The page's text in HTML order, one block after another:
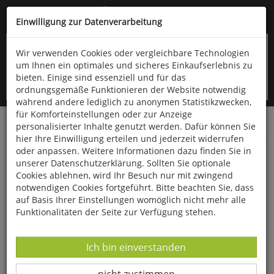
Kompletten Head der Seite überspringen
oder (06766) 9323-960
Startseite Bücher Kunst Bildende Kunst
St. Petersburger Aquarelle
Einwilligung zur Datenverarbeitung
Wir verwenden Cookies oder vergleichbare Technologien
um Ihnen ein optimales und sicheres Einkaufserlebnis zu
bieten. Einige sind essenziell und für das
ordnungsgemäße Funktionieren der Website notwendig
während andere lediglich zu anonymen Statistikzwecken,
für Komforteinstellungen oder zur Anzeige
personalisierter Inhalte genutzt werden. Dafür können Sie
hier Ihre Einwilligung erteilen und jederzeit widerrufen
oder anpassen. Weitere Informationen dazu finden Sie in
unserer Datenschutzerklärung. Sollten Sie optionale
Cookies ablehnen, wird Ihr Besuch nur mit zwingend
notwendigen Cookies fortgeführt. Bitte beachten Sie, dass
auf Basis Ihrer Einstellungen womöglich nicht mehr alle
Funktionalitäten der Seite zur Verfügung stehen.
Datenverarbeitung -
Ich bin einverstanden